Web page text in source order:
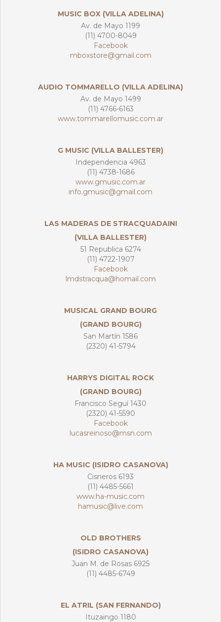
MUSIC BOX (VILLA ADELINA)
Av. de Mayo 1199
(11) 4700-8049
Facebook
mboxstore@gmail.com
AUDIO TOMMARELLO (VILLA ADELINA)
Av. de Mayo 1499
(11) 4766-6163
www.tommarellomusic.com.ar
G MUSIC (VILLA BALLESTER)
Independencia 4963
(11) 4738-1686
www.gmusic.com.ar
info.gmusic@gmail.com
LAS MADERAS DE STRACQUADAINI
(VILLA BALLESTER)
51 Republica 6274
(11) 4722-1907
Facebook
lmdstracqua@homail.com
MUSICAL GRAND BOURG
(GRAND BOURG)
San Martín 1586
(2320) 41-5794
HARRYS DIGITAL ROCK
(GRAND BOURG)
Francisco Seguí 1430
(2320) 41-5590
Facebook
lucasreinoso@msn.com
HA MUSIC (ISIDRO CASANOVA)
Cisneros 6193
(11) 4485-5661
www.ha-music.com
hamusic@live.com
OLD BROTHERS
(ISIDRO CASANOVA)
Juan M. de Rosas 6925
(11) 4485-6749
EL ATRIL (SAN FERNANDO)
Ituzaingo 1180